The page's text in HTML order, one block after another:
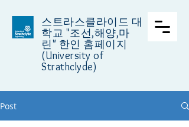
스트라스클라이드 대
학교 "조선,해양,마
린" 한인 홈페이지
(University of
Strathclyde)
Post